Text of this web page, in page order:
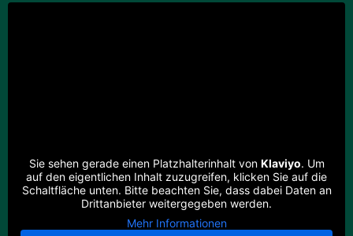
Sie sehen gerade einen Platzhalterinhalt von Klaviyo. Um
auf den eigentlichen Inhalt zuzugreifen, klicken Sie auf die
Schaltfläche unten. Bitte beachten Sie, dass dabei Daten an
Drittanbieter weitergegeben werden.
Mehr Informationen